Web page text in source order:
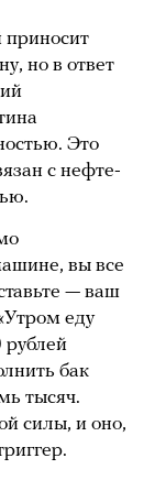
но в ответ
Это
с нефте-
вы все
— ваш
еду
рублей
бак
тысяч.
силы, и оно,